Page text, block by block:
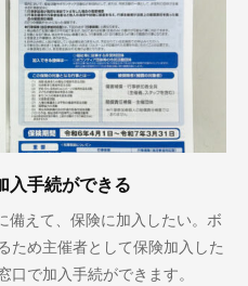
入手続ができる
備えて、保険に加入したい。ボ
ため主催者として保険加入した
口で加入手続ができます。